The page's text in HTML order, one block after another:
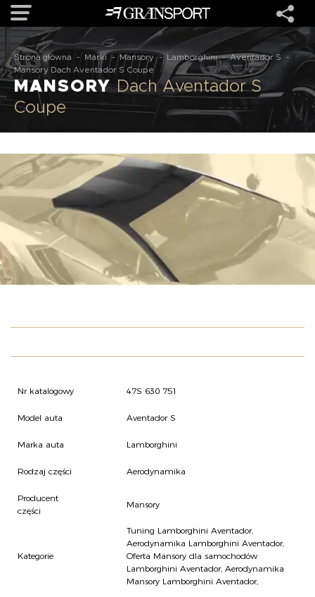
OFERTA
MARKI
REALIZACJE
O NAS
USŁUGI
KONTAKT
Strona główna - Marki - Mansory - Lamborghini - Aventador S
-
Mansory Dach Aventador S Coupe
MANSORYDach Aventador S
Coupe
Nr katalogowy 47S 630 751
Model auta Aventador S
Marka auta Lamborghini
Rodzaj części Aerodynamika
Producent
części
Mansory
Kategorie
Tuning Lamborghini Aventador,
Aerodynamika Lamborghini Aventador,
Oferta Mansory dla samochodów
Lamborghini Aventador, Aerodynamika
Mansory Lamborghini Aventador,